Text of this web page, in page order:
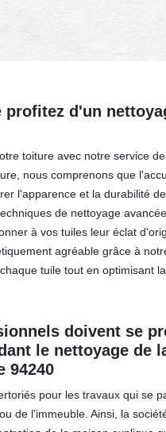
profitez d'un
toiture avec notre service
nous comprenons que
l'apparence et la durabilité
de nettoyage
à vos tuiles leur éclat
agréable grâce à
tuile tout en optimisant
doivent se
le nettoyage de
94240
pour les travaux qui se
de l'immeuble. Ainsi, la